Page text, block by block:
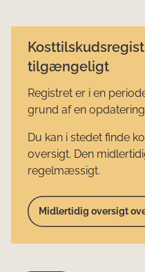
tilgængeligt
Registret er i en
grund af en
Du kan i stedet finde
oversigt. Den
regelmæssigt.
Midlertidig oversigt